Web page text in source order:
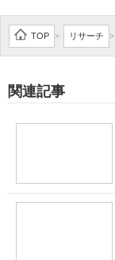
TOP > リサーチ >
関連記事